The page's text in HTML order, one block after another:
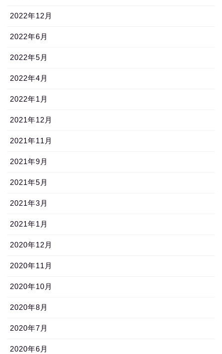
2022年12月
2022年6月
2022年5月
2022年4月
2022年1月
2021年12月
2021年11月
2021年9月
2021年5月
2021年3月
2021年1月
2020年12月
2020年11月
2020年10月
2020年8月
2020年7月
2020年6月